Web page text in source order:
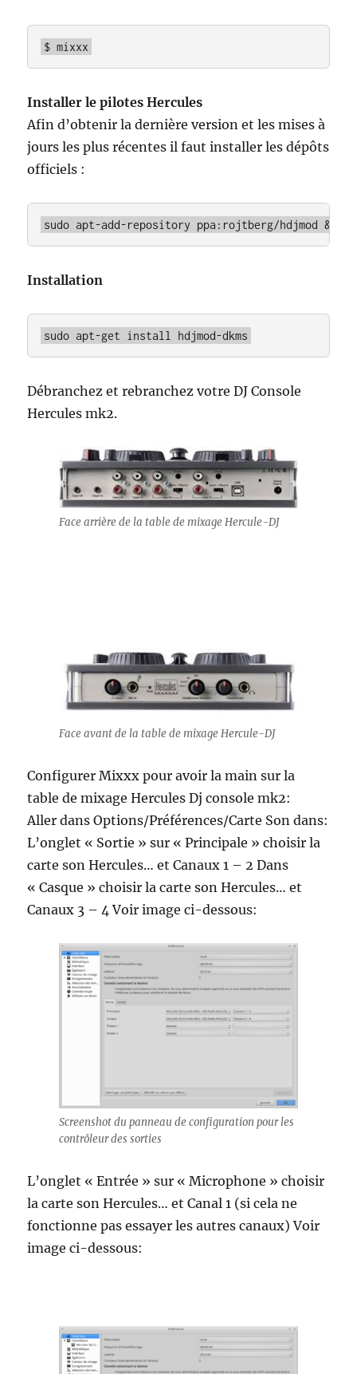
$ mixxx
Installer le pilotes Hercules
Afin d’obtenir la dernière version et les mises à
jours les plus récentes il faut installer les dépôts
officiels :
sudo apt-add-repository ppa:rojtberg/hdjmod &&
Installation
sudo apt-get install hdjmod-dkms
Débranchez et rebranchez votre DJ Console
Hercules mk2.
Face arrière de la table de mixage Hercule-DJ
Face avant de la table de mixage Hercule-DJ
Configurer Mixxx pour avoir la main sur la
table de mixage Hercules Dj console mk2:
Aller dans Options/Préférences/Carte Son dans:
L’onglet « Sortie » sur « Principale » choisir la
carte son Hercules… et Canaux 1 – 2 Dans
« Casque » choisir la carte son Hercules… et
Canaux 3 – 4 Voir image ci-dessous:
Screenshot du panneau de configuration pour les
contrôleur des sorties
L’onglet « Entrée » sur « Microphone » choisir
la carte son Hercules… et Canal 1 (si cela ne
fonctionne pas essayer les autres canaux) Voir
image ci-dessous: